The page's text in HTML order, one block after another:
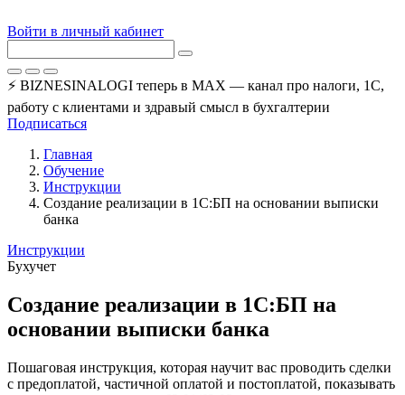
Войти в личный кабинет
⚡ BIZNESINALOGI теперь в MAX — канал про налоги, 1С,
работу с клиентами и здравый смысл в бухгалтерии
Подписаться
Главная
Обучение
Инструкции
Создание реализации в 1С:БП на основании выписки
банка
Инструкции
Бухучет
Создание реализации в 1С:БП на
основании выписки банка
Пошаговая инструкция, которая научит вас проводить сделки
с предоплатой, частичной оплатой и постоплатой, показывать